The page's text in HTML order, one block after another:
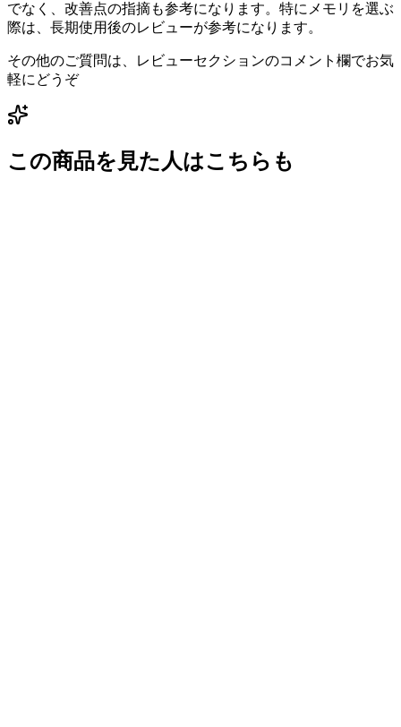
でなく、改善点の指摘も参考になります。特にメモリを選ぶ
際は、長期使用後のレビューが参考になります。
その他のご質問は、レビューセクションのコメント欄でお気
軽にどうぞ
この商品を見た人はこちらも